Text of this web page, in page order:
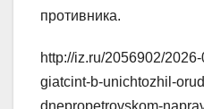
противника.
http://iz.ru/2056902/
giatcint-b-unichtozhil-
dnepropetrovskom-